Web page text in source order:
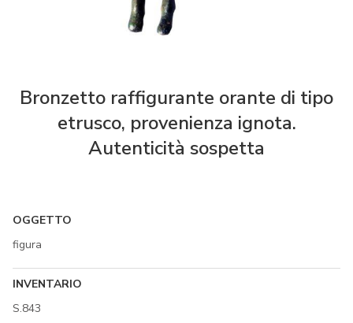
Bronzetto raffigurante orante di tipo
etrusco, provenienza ignota.
Autenticità sospetta
OGGETTO
figura
INVENTARIO
S.843